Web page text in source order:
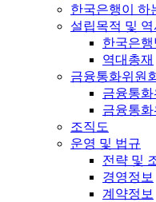
한국은행이 하
설립목적 및
한국은행
역대총재
금융통화위원회
금융통화
금융통
조직도
운영 및 법규
전략 및
경영정보
계약정보